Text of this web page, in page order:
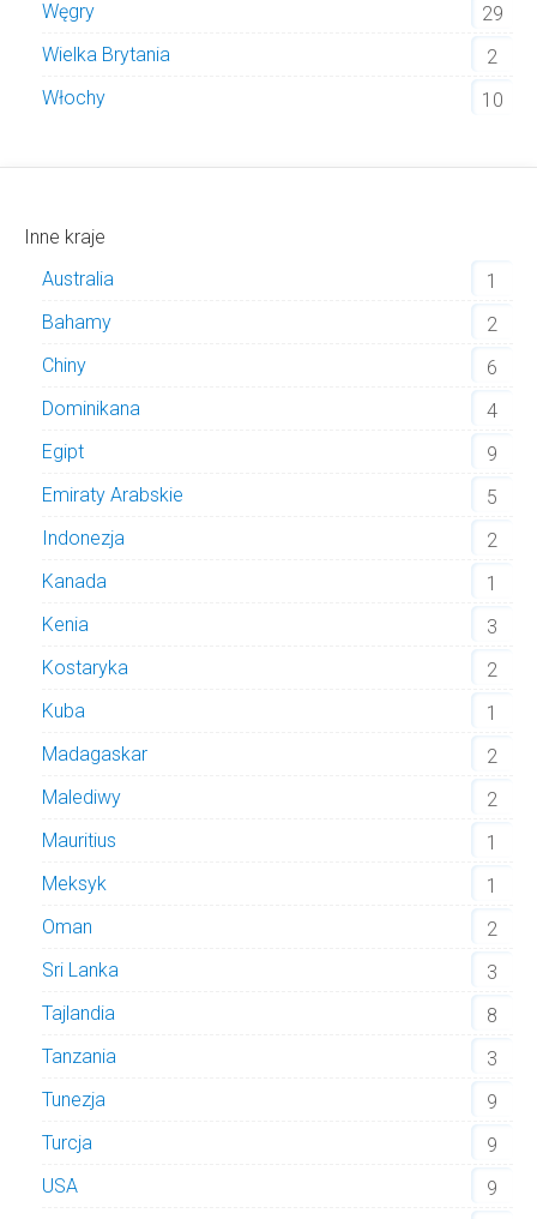
Węgry
29
Wielka Brytania
2
Włochy
10
Inne kraje
Australia
1
Bahamy
2
Chiny
6
Dominikana
4
Egipt
9
Emiraty Arabskie
5
Indonezja
2
Kanada
1
Kenia
3
Kostaryka
2
Kuba
1
Madagaskar
2
Malediwy
2
Mauritius
1
Meksyk
1
Oman
2
Sri Lanka
3
Tajlandia
8
Tanzania
3
Tunezja
9
Turcja
9
USA
9